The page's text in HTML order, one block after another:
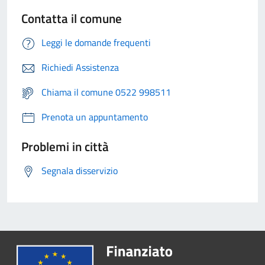
Contatta il comune
Leggi le domande frequenti
Richiedi Assistenza
Chiama il comune 0522 998511
Prenota un appuntamento
Problemi in città
Segnala disservizio